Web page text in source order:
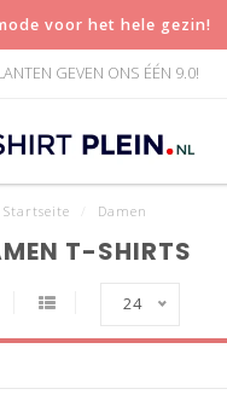
voor het hele gezin!
GEVEN ONS ÉÉN 9.0!
Startseite Damen
T-SHIRTS
24